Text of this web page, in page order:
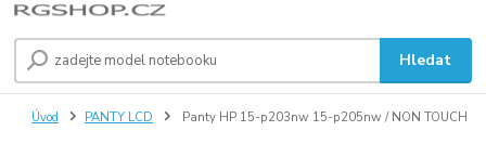
Hledat
Úvod PANTY LCD Panty HP 15-p203nw 15-p205nw / NON TOUCH